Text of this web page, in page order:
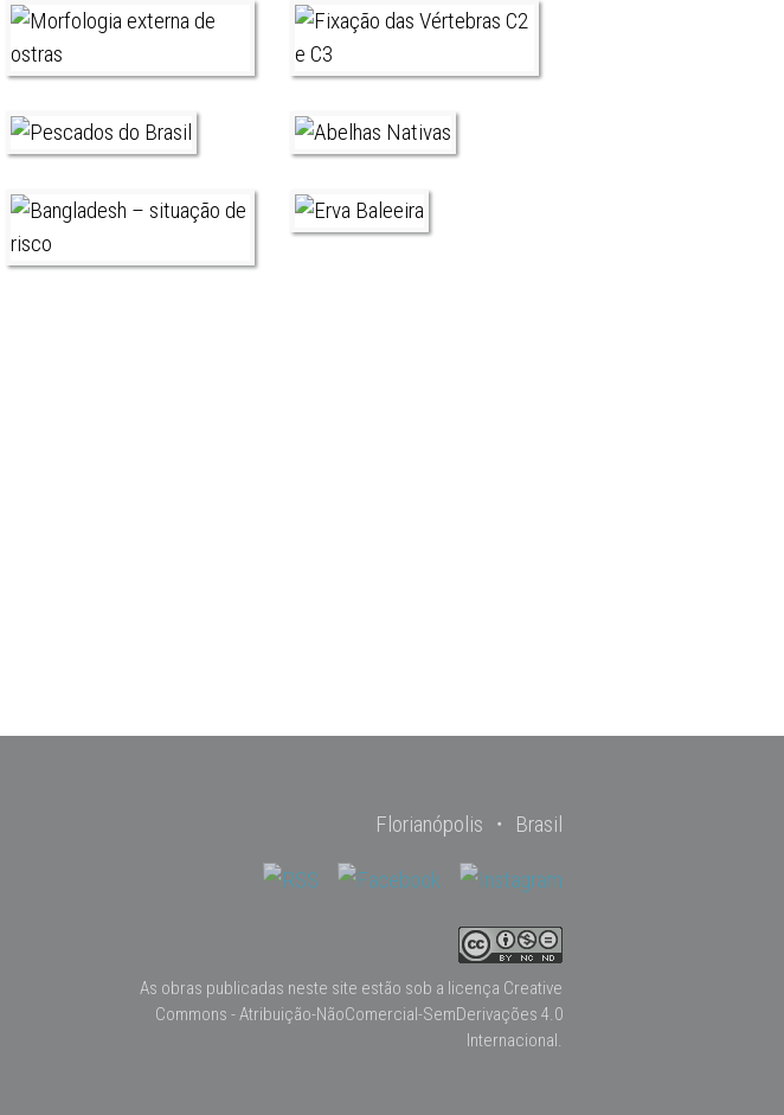
Florianópolis ・ Brasil
As obras publicadas neste site estão sob a licença Creative
Commons - Atribuição-NãoComercial-SemDerivações 4.0
Internacional.